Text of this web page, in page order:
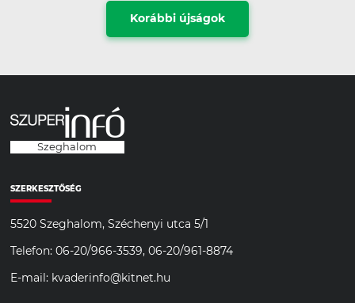
Korábbi újságok
Szeghalom
SZERKESZTŐSÉG
5520 Szeghalom, Széchenyi utca 5/1
Telefon: 06-20/966-3539, 06-20/961-8874
E-mail: kvaderinfo@kitnet.hu